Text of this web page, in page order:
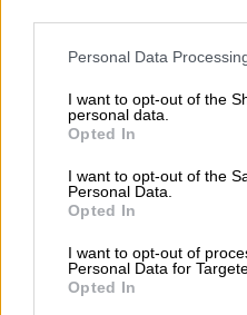
Please note that this
not limited to your visit or
grant or deny consent to
use your data for below
consent section.
Personal Data
I want to opt-out of the
personal data.
Opted In
I want to opt-out of the
Personal Data.
Opted In
I want to opt-out of
Personal Data for
Opted In
Ελλάδα|18.06.2026 13:26
Ιστορική ημέρα:
δυτικό αέτωμα
από 220 χρόνια
Για πρώτη φορά μετά
χρόνια, η δυτική
αποδίδεται από το
στην πληρέστερη